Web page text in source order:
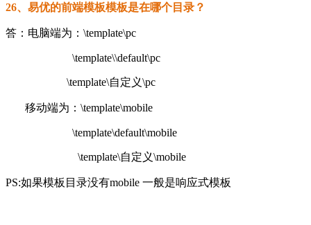
26、易优的前端模板模板是在哪个目录？
答：电脑端为：\template\pc
\template\\default\pc
\template\自定义\pc
移动端为：\template\mobile
\template\default\mobile
\template\自定义\mobile
PS:如果模板目录没有mobile 一般是响应式模板